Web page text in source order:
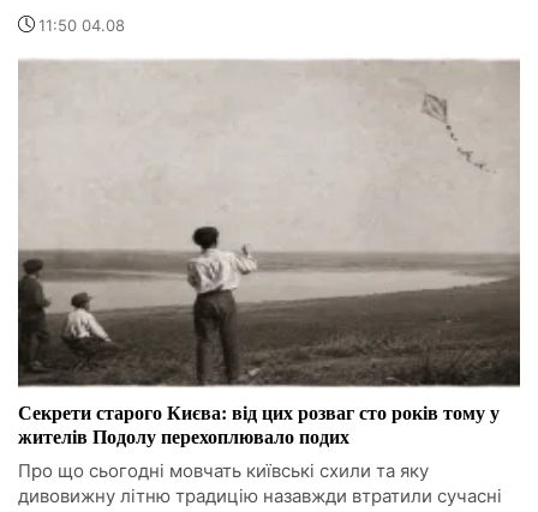
11:50 04.08
Секрети старого Києва: від цих розваг сто років тому у
жителів Подолу перехоплювало подих
Про що сьогодні мовчать київські схили та яку
дивовижну літню традицію назавжди втратили сучасні